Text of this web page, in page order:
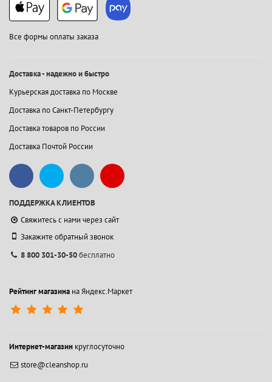
Все формы оплаты заказа
Доставка - надежно и быстро
Курьерская доставка по Москве
Доставка по Санкт-Петербургу
Доставка товаров по России
Доставка Почтой России
ПОДДЕРЖКА КЛИЕНТОВ
Свяжитесь с нами через сайт
Закажите обратный звонок
8 800 301-30-50бесплатно
Рейтинг магазина на Яндекс.Маркет
Интернет-магазин круглосуточно
store@cleanshop.ru